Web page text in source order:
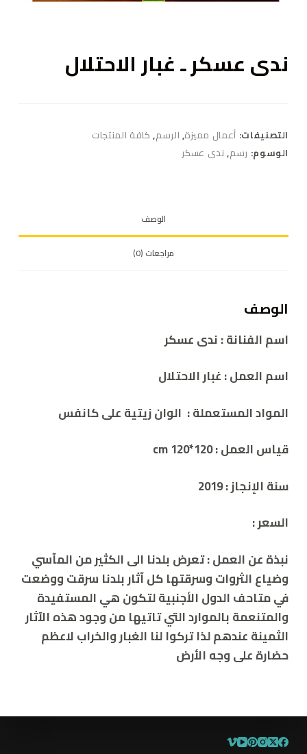
ندى عسكر ـ غبار الاحتلال
التصنيفات: أعمال مميزة, الرسم, كافة المنتجات
الوسوم: رسم, ندى عسكر
الوصف
مراجعات (0)
الوصف
اسم الفنانة : ندى عسكر
اسم العمل : غبار الاحتلال
المواد المستعملة : الوان زيتية على كانفس
قياس العمل : cm120*120
سنة الإنجاز : 2019
السعر :
نبذة عن العمل : تعرض بلدنا الى الكثير من المآسي
وضياع الثروات وسرقتها كل آثار بلدنا سرقت ووضعت
في متاحف الدول الأجنبية لتكون هي المستفيدة
والمتنعمة بالموارد التي تاتيها من وجود هذه الآثار
الثمينة عندهم لذا تركوا لنا الغبار والخراب لاعظم
حضارة على وجه الأرض